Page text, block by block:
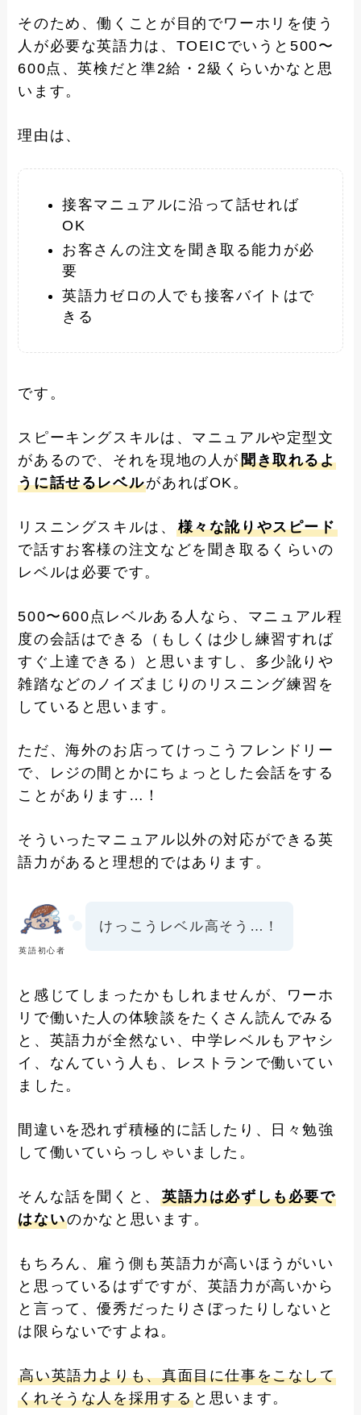
そのため、働くことが目的でワーホリを使う
人が必要な英語力は、TOEICでいうと500〜
600点、英検だと準2給・2級くらいかなと思
います。
理由は、
接客マニュアルに沿って話せれば
OK
お客さんの注文を聞き取る能力が必
要
英語力ゼロの人でも接客バイトはで
きる
です。
スピーキングスキルは、マニュアルや定型文
があるので、それを現地の人が聞き取れるよ
うに話せるレベルがあればOK。
リスニングスキルは、 様々な訛りやスピード
で話すお客様の注文などを聞き取るくらいの
レベルは必要です。
500〜600点レベルある人なら、マニュアル程
度の会話はできる（もしくは少し練習すれば
すぐ上達できる）と思いますし、多少訛りや
雑踏などのノイズまじりのリスニング練習を
していると思います。
ただ、海外のお店ってけっこうフレンドリー
で、レジの間とかにちょっとした会話をする
ことがあります…！
そういったマニュアル以外の対応ができる英
語力があると理想的ではあります。
英語初心者
けっこうレベル高そう…！
と感じてしまったかもしれませんが、ワーホ
リで働いた人の体験談をたくさん読んでみる
と、英語力が全然ない、中学レベルもアヤシ
イ、なんていう人も、レストランで働いてい
ました。
間違いを恐れず積極的に話したり、日々勉強
して働いていらっしゃいました。
そんな話を聞くと、 英語力は必ずしも必要で
はないのかなと思います。
もちろん、雇う側も英語力が高いほうがいい
と思っているはずですが、英語力が高いから
と言って、優秀だったりさぼったりしないと
は限らないですよね。
高い英語力よりも、真面目に仕事をこなして
くれそうな人を採用する と思います。